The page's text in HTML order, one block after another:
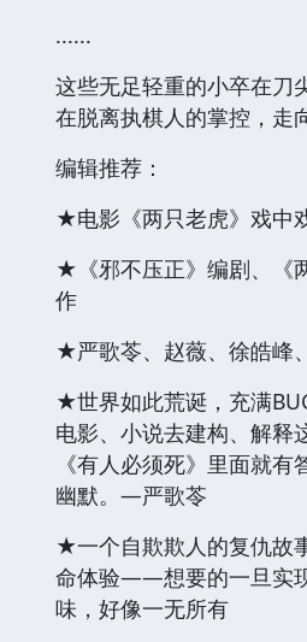
......
这些无足轻重的小卒在刀
在脱离执棋人的掌控，走
编辑推荐：
★电影《两只老虎》戏中
★《邪不压正》编剧、《
作
★严歌苓、赵薇、徐皓峰
★世界如此荒诞，充满
电影、小说去建构、解释
《有人必须死》里面就
幽默。—严歌苓
★一个自欺欺人的复仇故
命体验——想要的一旦实
味，好像一无所有